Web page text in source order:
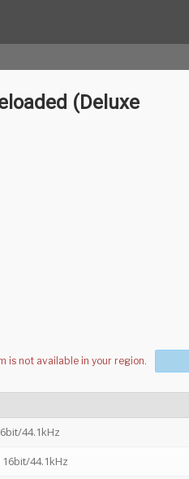
(Deluxe
44.1kHz
44.1kHz